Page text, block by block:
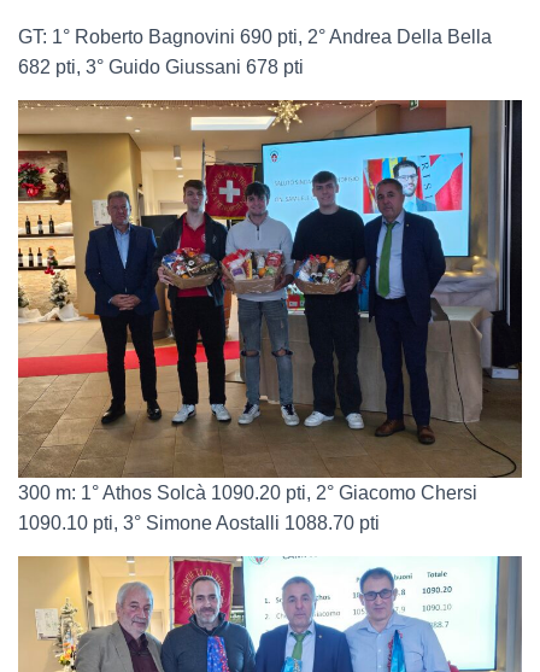
GT: 1° Roberto Bagnovini 690 pti, 2° Andrea Della Bella
682 pti, 3° Guido Giussani 678 pti
300 m: 1° Athos Solcà 1090.20 pti, 2° Giacomo Chersi
1090.10 pti, 3° Simone Aostalli 1088.70 pti